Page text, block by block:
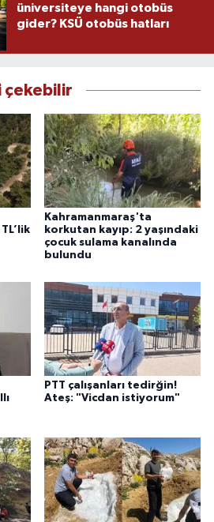
üniversiteye hangi otobüs
gider? KSÜ otobüs hatları
çekebilir
Kahramanmaraş'ta
korkutan kayıp: 2 yaşındaki
çocuk sulama kanalında
bulundu
PTT çalışanları tedirğin!
Ateş: "Vicdan istiyorum"